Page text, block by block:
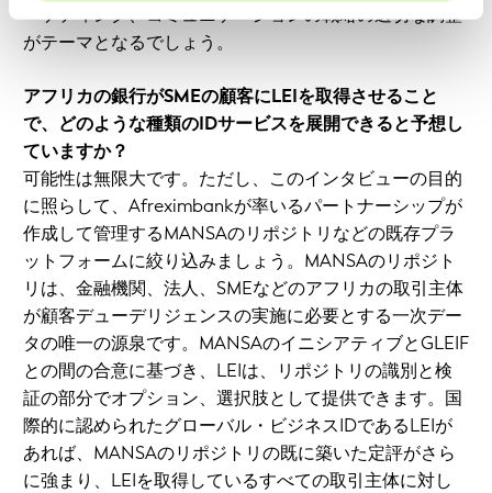
ーケティング、コミュニケーションの戦略の適切な調整
がテーマとなるでしょう。
アフリカの銀行がSMEの顧客にLEIを取得させること
で、どのような種類のIDサービスを展開できると予想し
ていますか？
可能性は無限大です。ただし、このインタビューの目的
に照らして、Afreximbankが率いるパートナーシップが
作成して管理するMANSAのリポジトリなどの既存プラ
ットフォームに絞り込みましょう。MANSAのリポジト
リは、金融機関、法人、SMEなどのアフリカの取引主体
が顧客デューデリジェンスの実施に必要とする一次デー
タの唯一の源泉です。MANSAのイニシアティブとGLEIF
との間の合意に基づき、LEIは、リポジトリの識別と検
証の部分でオプション、選択肢として提供できます。国
際的に認められたグローバル・ビジネスIDであるLEIが
あれば、MANSAのリポジトリの既に築いた定評がさら
に強まり、LEIを取得しているすべての取引主体に対し